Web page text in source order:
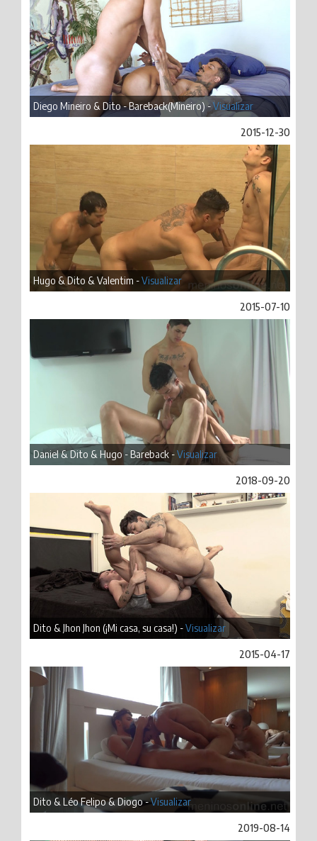
Diego Mineiro & Dito - Bareback(Mineiro) -Visualizar
2015-12-30
Hugo & Dito & Valentim -Visualizar
2015-07-10
Daniel & Dito & Hugo - Bareback -Visualizar
2018-09-20
Dito & Jhon Jhon (¡Mi casa, su casa!) -Visualizar
2015-04-17
Dito & Léo Felipo & Diogo -Visualizar
2019-08-14